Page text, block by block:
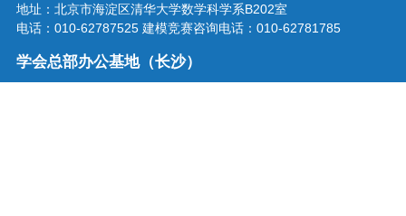
地址：北京市海淀区清华大学数学科学系B202室
电话：010-62787525 建模竞赛咨询电话：010-62781785
学会总部办公基地（长沙）